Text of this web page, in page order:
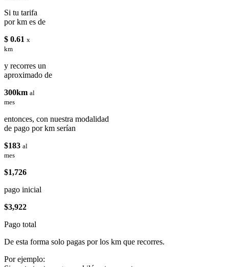
Si tu tarifa
por km es de
$ 0.61 x
km
y recorres un
aproximado de
300km al
mes
entonces, con nuestra modalidad
de pago por km serían
$183 al
mes
$1,726
pago inicial
$3,922
Pago total
De esta forma solo pagas por los km que recorres.
Por ejemplo: